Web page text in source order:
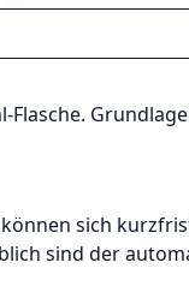
sich
sind der